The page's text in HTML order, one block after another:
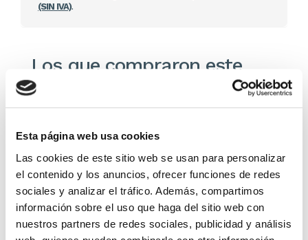
Esta página web usa cookies
Las cookies de este sitio web se usan para personalizar
el contenido y los anuncios, ofrecer funciones de redes
sociales y analizar el tráfico. Además, compartimos
información sobre el uso que haga del sitio web con
nuestros partners de redes sociales, publicidad y análisis
(SIN IVA).
Los que compraron este
producto, también
compraron